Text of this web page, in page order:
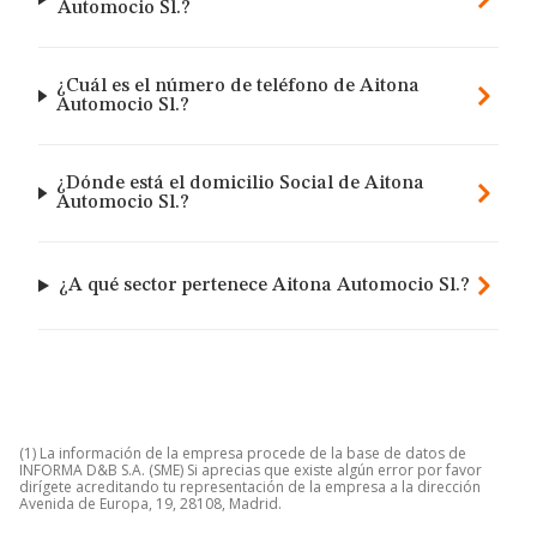
Automocio Sl.?
¿Cuál es el número de teléfono de Aitona
Automocio Sl.?
¿Dónde está el domicilio Social de Aitona
Automocio Sl.?
¿A qué sector pertenece Aitona Automocio Sl.?
(1) La información de la empresa procede de la base de datos de
INFORMA D&B S.A. (SME) Si aprecias que existe algún error por favor
dirígete acreditando tu representación de la empresa a la dirección
Avenida de Europa, 19, 28108, Madrid.